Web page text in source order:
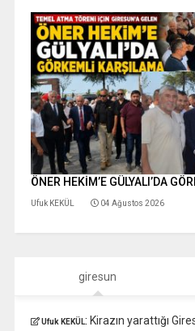
ÖNER HEKİM’E GÜLYALI’DA
Ufuk KEKÜL 04 Ağustos 2026
giresun
Ufuk KEKÜL: Kirazın yarattığı